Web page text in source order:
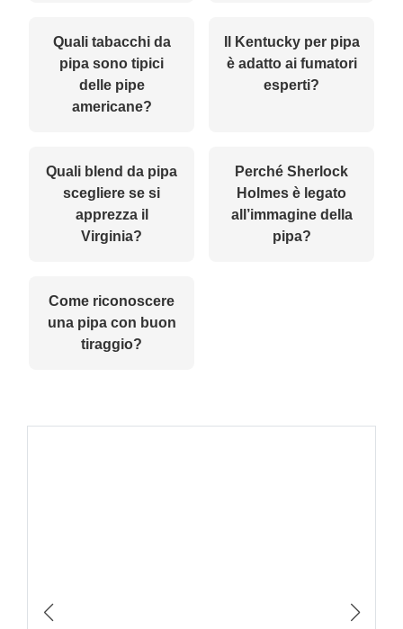
Quali tabacchi da
pipa sono tipici
delle pipe
americane?
Il Kentucky per pipa
è adatto ai fumatori
esperti?
Quali blend da pipa
scegliere se si
apprezza il
Virginia?
Perché Sherlock
Holmes è legato
all’immagine della
pipa?
Come riconoscere
una pipa con buon
tiraggio?